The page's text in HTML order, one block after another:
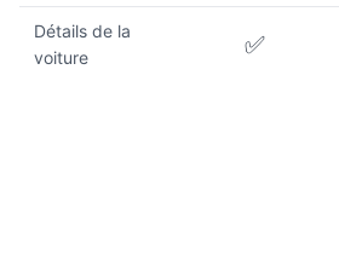
Détails de la
voiture
✅